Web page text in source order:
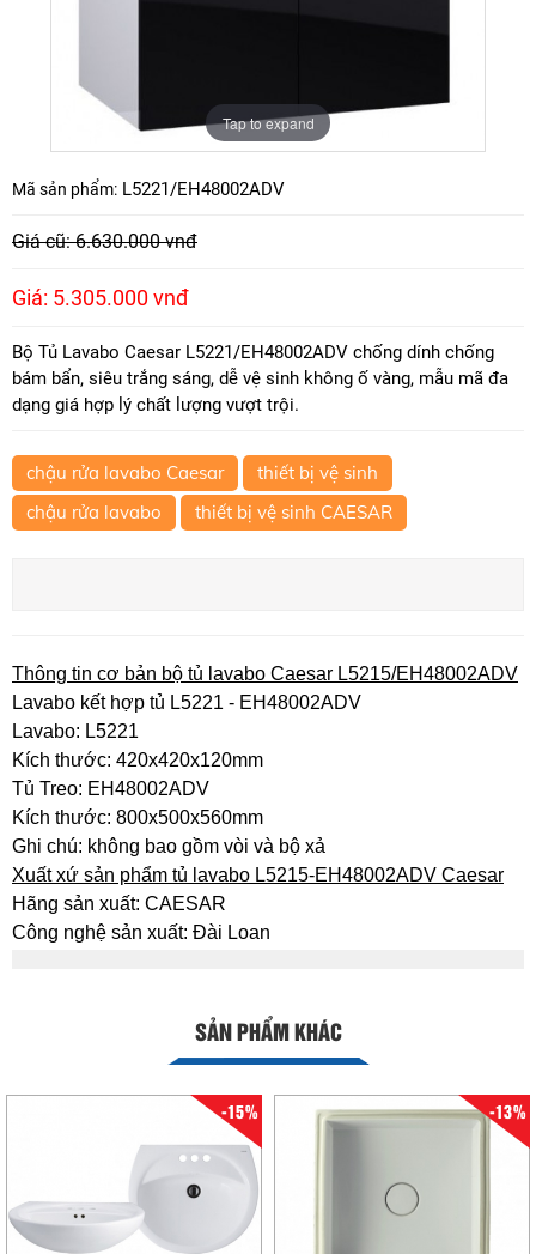
Tap to expand
Mã sản phẩm: L5221/EH48002ADV
Giá cũ: 6.630.000 vnđ
Giá: 5.305.000 vnđ
Bộ Tủ Lavabo Caesar L5221/EH48002ADV chống dính chống
bám bẩn, siêu trắng sáng, dễ vệ sinh không ố vàng, mẫu mã đa
dạng giá hợp lý chất lượng vượt trội.
chậu rửa lavabo Caesar
thiết bị vệ sinh
chậu rửa lavabo
thiết bị vệ sinh CAESAR
Thông tin cơ bản bộ tủ lavabo Caesar L5215/EH48002ADV
Lavabo kết hợp tủ L5221 - EH48002ADV
Lavabo: L5221
Kích thước: 420x420x120mm
Tủ Treo: EH48002ADV
Kích thước: 800x500x560mm
Ghi chú: không bao gồm vòi và bộ xả
Xuất xứ sản phẩm tủ lavabo L5215-EH48002ADV Caesar
Hãng sản xuất: CAESAR
Công nghệ sản xuất: Đài Loan
SẢN PHẨM KHÁC
-15% -13%